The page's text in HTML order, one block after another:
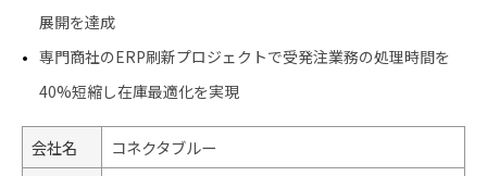
展開を達成
専門商社のERP刷新プロジェクトで受発注業務の処理時間を
40%短縮し在庫最適化を実現
会社名
コネクタブルー